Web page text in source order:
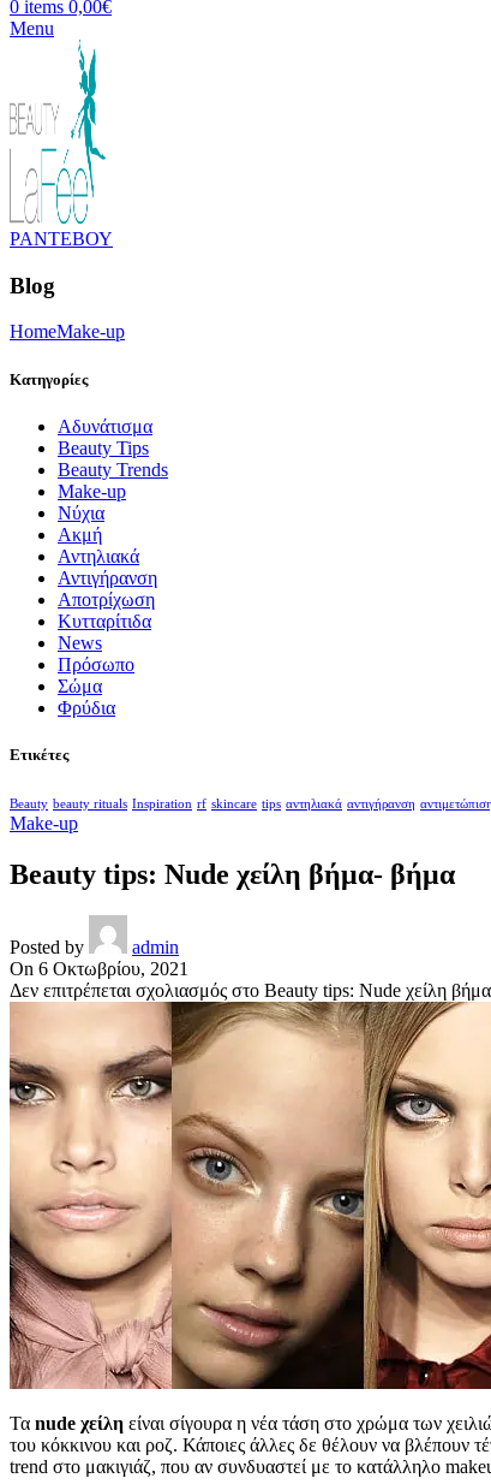
0 items 0,00€
Menu
ΡΑΝΤΕΒΟΥ
Blog
HomeMake-up
Κατηγορίες
Aδυνάτισμα
Beauty Tips
Beauty Trends
Make-up
Nύχια
Ακμή
Αντηλιακά
Αντιγήρανση
Αποτρίχωση
Κυτταρίτιδα
Νews
Πρόσωπο
Σώμα
Φρύδια
Ετικέτες
Beauty beauty rituals Inspiration rf skincare tips αντηλιακά αντιγήρανση αντιμετώπιση
Make-up
Beauty tips: Nude χείλη βήμα- βήμα
Posted by
admin
On 6 Οκτωβρίου, 2021
Δεν επιτρέπεται σχολιασμός στο Beauty tips: Nude χείλη
Τα nude χείλη είναι σίγουρα η νέα τάση στο χρώμα των
του κόκκινου και ροζ. Κάποιες άλλες δε θέλουν να βλέπουν
trend στο μακιγιάζ, που αν συνδυαστεί με το κατάλληλο